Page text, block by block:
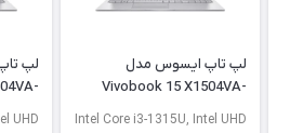
لپ تاپ ایسوس مدل
Vivobook 15 X1504VA-
BQ4675
Intel Core i3-1315U, Intel UHD
لپ
UHD